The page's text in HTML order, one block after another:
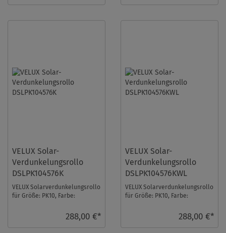
VELUX Solar-
Verdunkelungsrollo
DSLPK104576K
VELUX Solarverdunkelungsrollo
für Größe: PK10, Farbe:
homecontrol kom ...288,00 €*
VELUX Solar-
Verdunkelungsrollo
DSLPK104576KWL
VELUX Solarverdunkelungsrollo
für Größe: PK10, Farbe:
288,00 €*